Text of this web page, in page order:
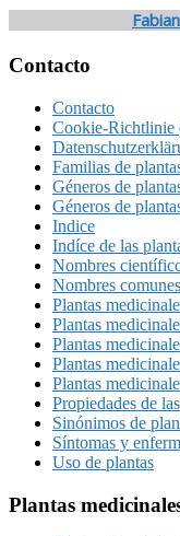
Footer
Contacto
Contacto
Cookie-Richtlinie
Familias de
Géneros de
Géneros de
Indice
Indíce de las
Nombres
Nombres
Plantas
Plantas
Plantas
Plantas
Plantas
Propiedades de
Sinónimos de
Síntomas y
Uso de plantas
Plantas